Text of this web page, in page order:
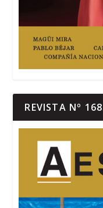
REVISTA Nº